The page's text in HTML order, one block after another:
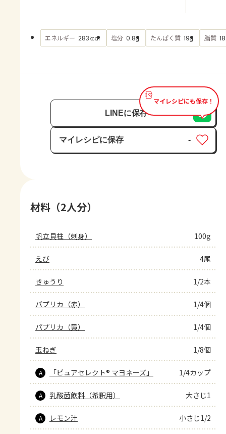
AJINOMOTO PARK とは
エネルギー 283kcal 塩分 0.8g たんぱく質 19g 脂質
マイレシピにも保存！
LINEに保存
マイレシピに保存
保存済み
-
材料（2人分）
帆立貝柱（刺身） 100g
えび 4尾
きゅうり 1/2本
パプリカ（赤） 1/4個
パプリカ（黄） 1/4個
玉ねぎ 1/8個
A 「ピュアセレクト® マヨネーズ」 1/4カップ
A 乳酸菌飲料（希釈用） 大さじ1
A レモン汁 小さじ1/2